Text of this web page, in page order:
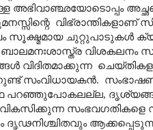
അഭിവാഞ്ഛയോടൊപ്പം
വിഭ്രാന്തികളാണ്
സൂക്ഷ്മമായ ചുറ്റുപാടുകൾ
വിശകലനം
വിദിതമാക്കുന്ന
സംവിധായകൻ.
പറഞ്ഞുപോകലല്ല,
സംഭവഗതികളെ